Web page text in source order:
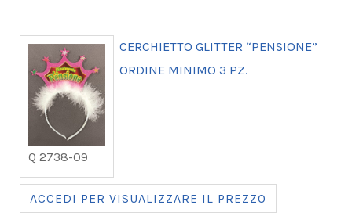
Q 2738-09
CERCHIETTO GLITTER “PENSIONE”
ORDINE MINIMO 3 PZ.
ACCEDI PER VISUALIZZARE IL PREZZO